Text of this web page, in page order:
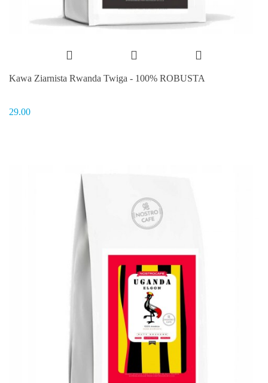
Kawa Ziarnista Rwanda Twiga - 100% ROBUSTA
29.00